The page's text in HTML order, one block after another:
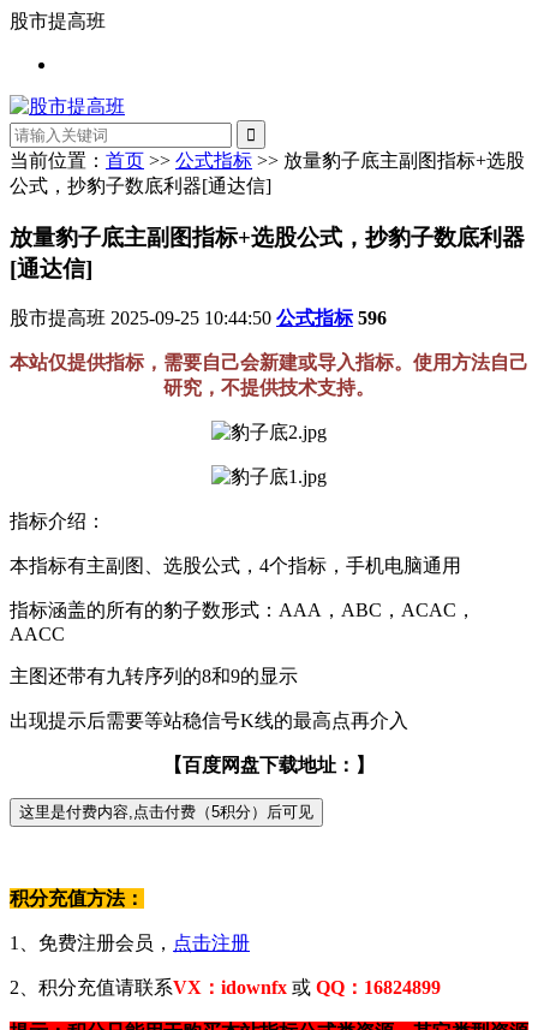
股市提高班
当前位置： 首页 >> 公式指标 >> 放量豹子底主副图指标+选股
公式，抄豹子数底利器[通达信]
放量豹子底主副图指标+选股公式，抄豹子数底利器
[通达信]
股市提高班 2025-09-25 10:44:50 公式指标 596
本站仅提供指标，需要自己会新建或导入指标。使用方法自己
研究，不提供技术支持。
指标介绍：
本指标有主副图、选股公式，4个指标，手机电脑通用
指标涵盖的所有的豹子数形式：AAA，ABC，ACAC，
AACC
主图还带有九转序列的8和9的显示
出现提示后需要等站稳信号K线的最高点再介入
【百度网盘下载地址：】
积分充值方法：
1、免费注册会员， 点击注册
2、积分充值请联系VX：idownfx 或 QQ：16824899